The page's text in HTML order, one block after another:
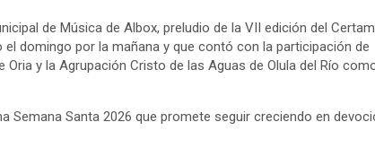
de Música de Albox, preludio de la VII edición del
domingo por la mañana y que contó con la participación de
y la Agrupación Cristo de las Aguas de Olula del Río
Semana Santa 2026 que promete seguir creciendo en